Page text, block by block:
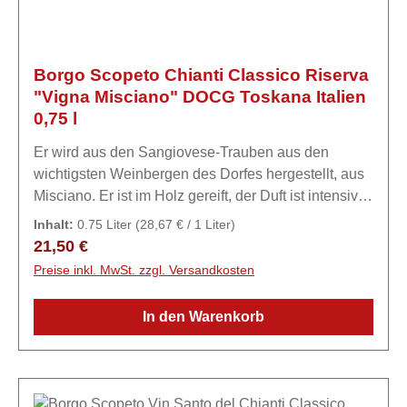
Borgo Scopeto Chianti Classico Riserva
"Vigna Misciano" DOCG Toskana Italien
0,75 l
Er wird aus den Sangiovese-Trauben aus den
wichtigsten Weinbergen des Dorfes hergestellt, aus
Misciano. Er ist im Holz gereift, der Duft ist intensiv,
fein und elegant. Am Gaumen ist er gut strukturiert,
harmonisch mit einer großen Weichheit im
Unter den verschiedenen Weinbergen von Borgo
Scopeto verdient Vigna Misciano besondere
Höhe über dem Meeresspiegel und sind nach
Inhalt: 0.75 Liter (28,67 € / 1 Liter)
Regulärer Preis:
21,50 €
Preise inkl. MwSt. zzgl. Versandkosten
In den Warenkorb